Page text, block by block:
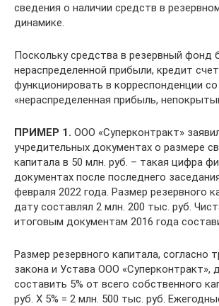
сведения о наличии средств в
динамике.
Поскольку средства в резервный фонд
нераспределенной прибыли, кредит
функционировать в корреспонденции
«нераспределенная прибыль,
ПРИМЕР 1. ООО «Суперконтракт»
учредительных документах о размере
капитала в 50 млн. руб. – такая цифра
документах после последнего
февраля 2022 года. Размер резервного
дату составлял 2 млн. 200 тыс. руб.
итоговым документам 2016 года
Размер резервного капитала, согласно
закона и Устава ООО «Суперконтракт»,
составить 5% от всего собственного
руб. Х 5% = 2 млн. 500 тыс. руб.